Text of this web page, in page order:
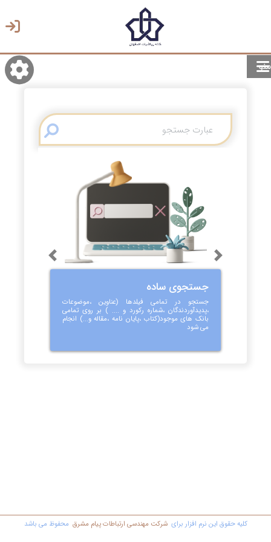
منو
انتخاب زبان
جستجوی ساده
جستجو در تمامی فیلدها (عناوین ،موضوعات
،پدیدآوردندگان ،شماره رکورد و .... ) بر روی تمامی
بانک های موجود(کتاب ،پایان نامه ،مقاله و...) انجام
می شود
Previous Next
کليه حقوق اين نرم افزار برای شرکت مهندسي ارتباطات پیام مشرق محفوظ مي باشد